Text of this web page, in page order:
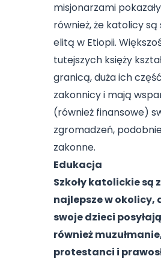
misjonarzami
również, że katolicy są
elitą w Etiopii.
tutejszych księży
granicą, duża ich
zakonnicy i mają
(również finansowe)
zgromadzeń,
zakonne.
Edukacja
Szkoły katolickie są
najlepsze w okolicy,
swoje dzieci
również
protestanci i